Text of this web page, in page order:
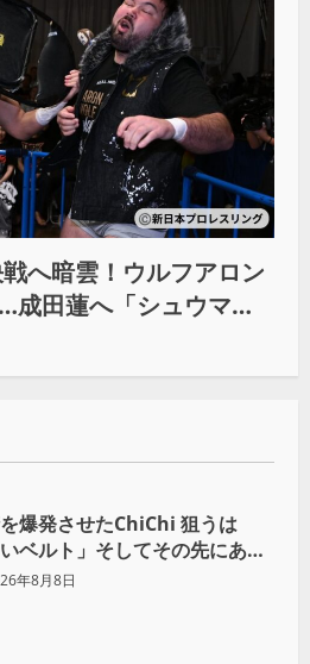
戦へ暗雲！ウルフアロン
成田蓮へ「シュウマイ
爆発
爆発させたChiChi 狙うは
いベルト」そしてその先にある
年8月8日